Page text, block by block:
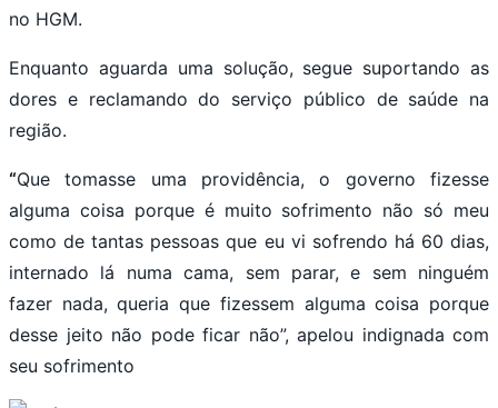
no HGM.
Enquanto aguarda uma solução, segue suportando as
dores e reclamando do serviço público de saúde na
região.
“Que tomasse uma providência, o governo fizesse
alguma coisa porque é muito sofrimento não só meu
como de tantas pessoas que eu vi sofrendo há 60 dias,
internado lá numa cama, sem parar, e sem ninguém
fazer nada, queria que fizessem alguma coisa porque
desse jeito não pode ficar não”, apelou indignada com
seu sofrimento